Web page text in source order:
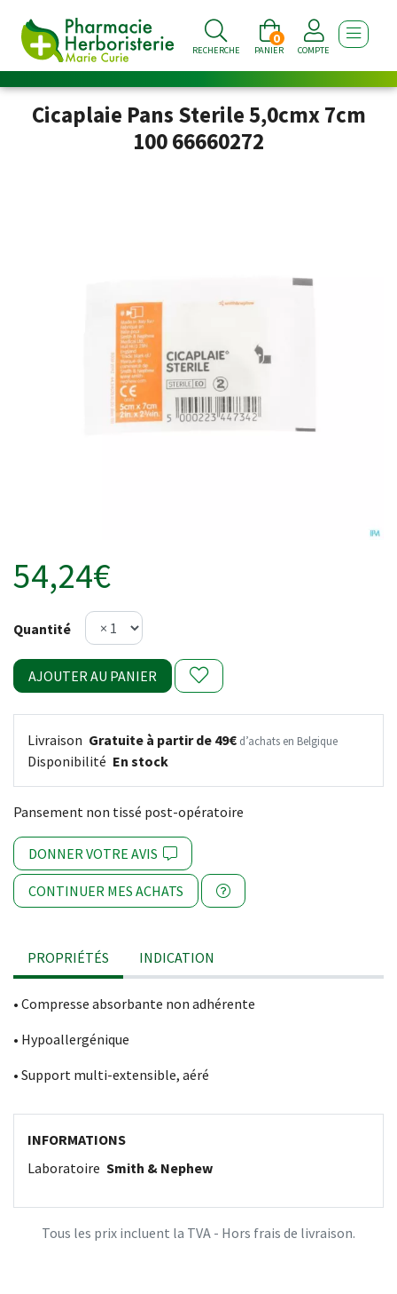
RECHERCHE PANIER
0
COMPTE
Cicaplaie Pans Sterile 5,0cmx 7cm
100 66660272
54,24€
Quantité
AJOUTER AU PANIER
Livraison Gratuite à partir de 49€ d’achats en Belgique
Disponibilité En stock
Pansement non tissé post-opératoire
DONNER VOTRE AVIS
CONTINUER MES ACHATS
PROPRIÉTÉS INDICATION
• Compresse absorbante non adhérente
• Hypoallergénique
• Support multi-extensible, aéré
INFORMATIONS
Laboratoire Smith & Nephew
Tous les prix incluent la TVA - Hors frais de livraison.